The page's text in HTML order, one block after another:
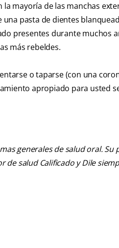
mayoría de las manchas
una pasta de dientes
presentes durante muchos
más rebeldes.
o taparse (con una
apropiado para usted
generales de salud oral.
salud Calificado y Dile